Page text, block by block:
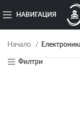
НАВИГАЦИЯ
Начало
Филтри